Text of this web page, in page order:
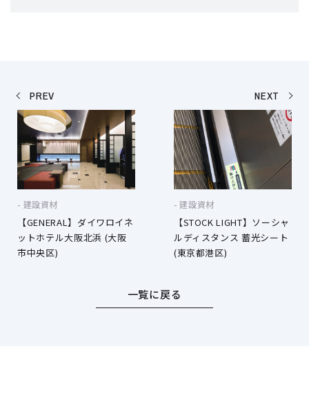
PREV
建設資材
【GENERAL】ダイワロイネ
ットホテル大阪北浜 (大阪
市中央区)
NEXT
建設資材
【STOCK LIGHT】ソーシャ
ルディスタンス 蓄光シート
(東京都港区)
一覧に戻る